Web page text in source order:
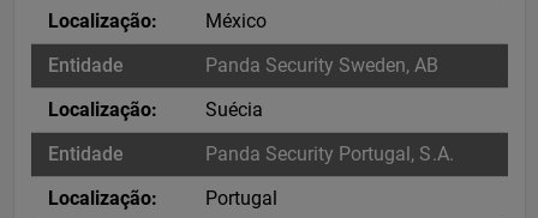
México
Panda Security Sweden, AB
Suécia
Panda Security Portugal, S.A.
Portugal